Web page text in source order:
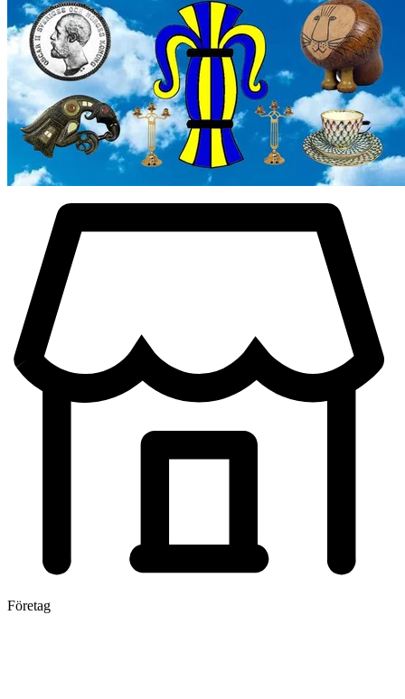
Företag